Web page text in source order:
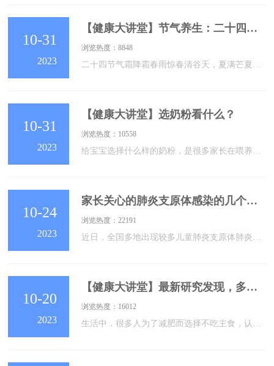
10-31
2023
浏览热度：8848
【健康大讲堂】节气养生：二十四节气之“霜降”
10-31
2023
浏览热度：10558
【健康大讲堂】选奶粉看什么？
10-24
2023
浏览热度：22191
家长关心的肺炎支原体感染的几个问题，吴儿院医生来答疑！
10-20
2023
浏览热度：16012
【健康大讲堂】最新研究发现，多吃这类食物，可减轻脂肪肝